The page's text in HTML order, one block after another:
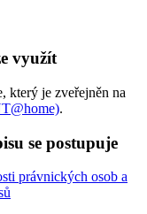
využít
který je zveřejněn na
.
se postupuje
právnických osob a